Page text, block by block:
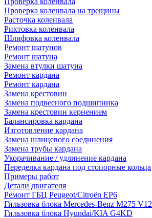
Проверка коленвала на трещины
Расточка коленвала
Рихтовка коленвала
Шлифовка коленвала
Ремонт шатунов
Ремонт шатуна
Замена втулки шатуна
Ремонт кардана
Ремонт кардана
Замена крестовин
Замена подвесного подшипника
Замена крестовин кернением
Балансировка кардана
Изготовление кардана
Замена шлицевого соединения
Замена трубы кардана
Укорачивание / удлинение кардана
Переделка кардана под стопорные кольца
Примеры работ
Детали двигателя
Ремонт ГБЦ Peugeot/Citroën EP6
Гильзовка блока Mercedes-Benz M275 V12
Гильзовка блока Hyundai/KIA G4KD